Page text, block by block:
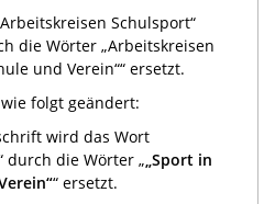
Schulsport“
die Wörter „Arbeitskreisen
und Verein““ ersetzt.
folgt geändert:
wird das Wort
durch die Wörter „ „Sport in
“ ersetzt.